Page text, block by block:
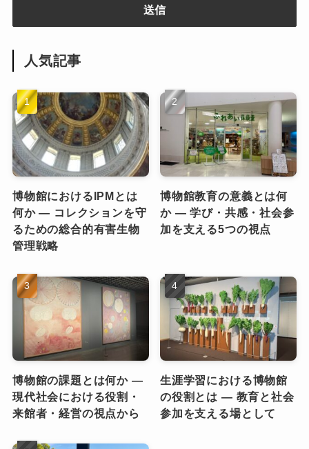
送信
人気記事
博物館におけるIPMとは
何か ― コレクションを守
るための総合的有害生物
管理戦略
博物館教育の意義とは何
か ― 学び・共感・社会参
加を支える5つの視点
博物館の課題とは何か ―
現代社会における役割・
来館者・経営の視点から
生涯学習における博物館
の役割とは ― 教育と社会
参加を支える場として